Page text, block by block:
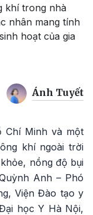
khí trong nhà
nhân mang tính
hoạt của gia
Ánh Tuyết
Chí Minh và một
khí ngoài trời
nồng độ bụi
Anh – Phó
Viện Đào tạo y
học Y Hà Nội,